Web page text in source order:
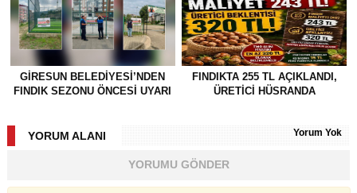
GİRESUN BELEDİYESİ’NDEN
FINDIK SEZONU ÖNCESİ UYARI
FINDIKTA 255 TL AÇIKLANDI,
ÜRETİCİ HÜSRANDA
YORUM ALANI Yorum Yok
YORUMU GÖNDER